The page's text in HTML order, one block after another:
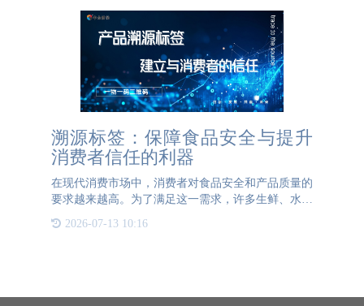
溯源标签：保障食品安全与提升
消费者信任的利器
在现代消费市场中，消费者对食品安全和产品质量的
要求越来越高。为了满足这一需求，许多生鲜、水果
种标签不仅包含了产品的基本信息，还附有一个二维
2026-07-13 10:16